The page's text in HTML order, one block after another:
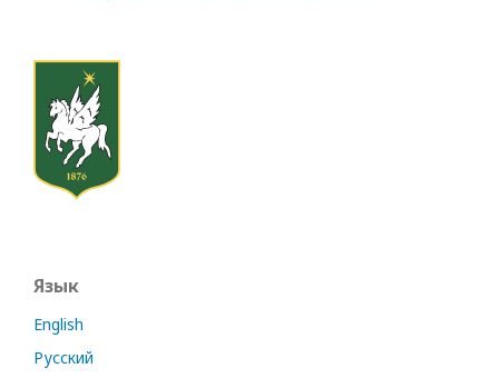
Язык
English
Русский